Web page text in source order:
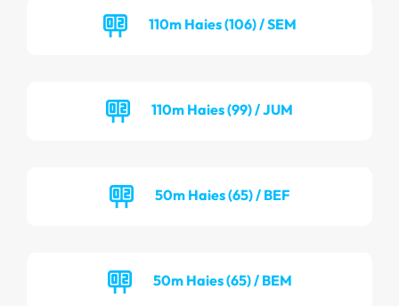
110m Haies (106) / SEM
110m Haies (99) / JUM
50m Haies (65) / BEF
50m Haies (65) / BEM